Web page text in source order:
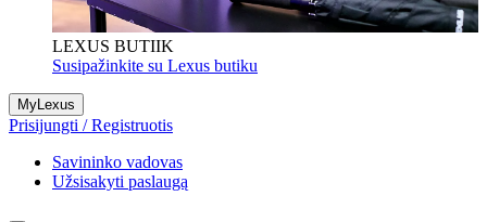
LEXUS BUTIIK
Susipažinkite su Lexus butiku
MyLexus
Prisijungti / Registruotis
Savininko vadovas
Užsisakyti paslaugą